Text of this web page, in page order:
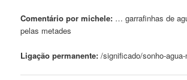
Comentário por michele: … garrafinhas de
pelas metades
Ligação permanente: /significado/sonho-agua